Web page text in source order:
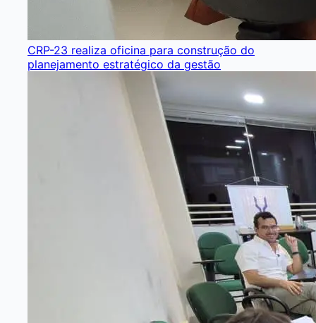
CRP-23 realiza oficina para construção do
planejamento estratégico da gestão